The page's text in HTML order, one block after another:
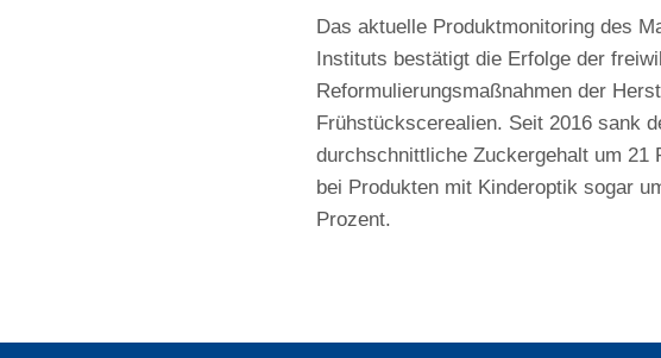
Das aktuelle Produktmonitoring des
Instituts bestätigt die Erfolge der
Reformulierungsmaßnahmen der
Frühstückscerealien. Seit 2016 sank
durchschnittliche Zuckergehalt um 21
bei Produkten mit Kinderoptik sogar
Prozent.